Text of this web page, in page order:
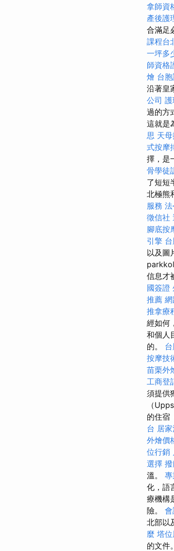
拿師資
產後護
合滿足
課程台
一坪多
師資格
燴 台
沿著皇
公司
過的方
這就是
思 天
式按摩
擇，是
骨學徒
了短短
北極熊
服務
徵信社
腳底按
引擎
以及圖
信息才
國簽證
推薦
推拿療
經如何
和個人
的。
按摩技
苗栗外
工商登
須提供
（
的住宿
台 居
外燴價
位行銷
選擇
溫。
化，語
療機構
險。
北部以
麼 塔
的文件